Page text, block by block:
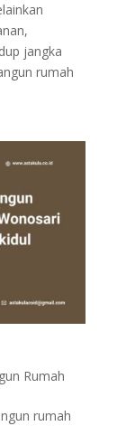
jangka
rumah
Rumah
rumah